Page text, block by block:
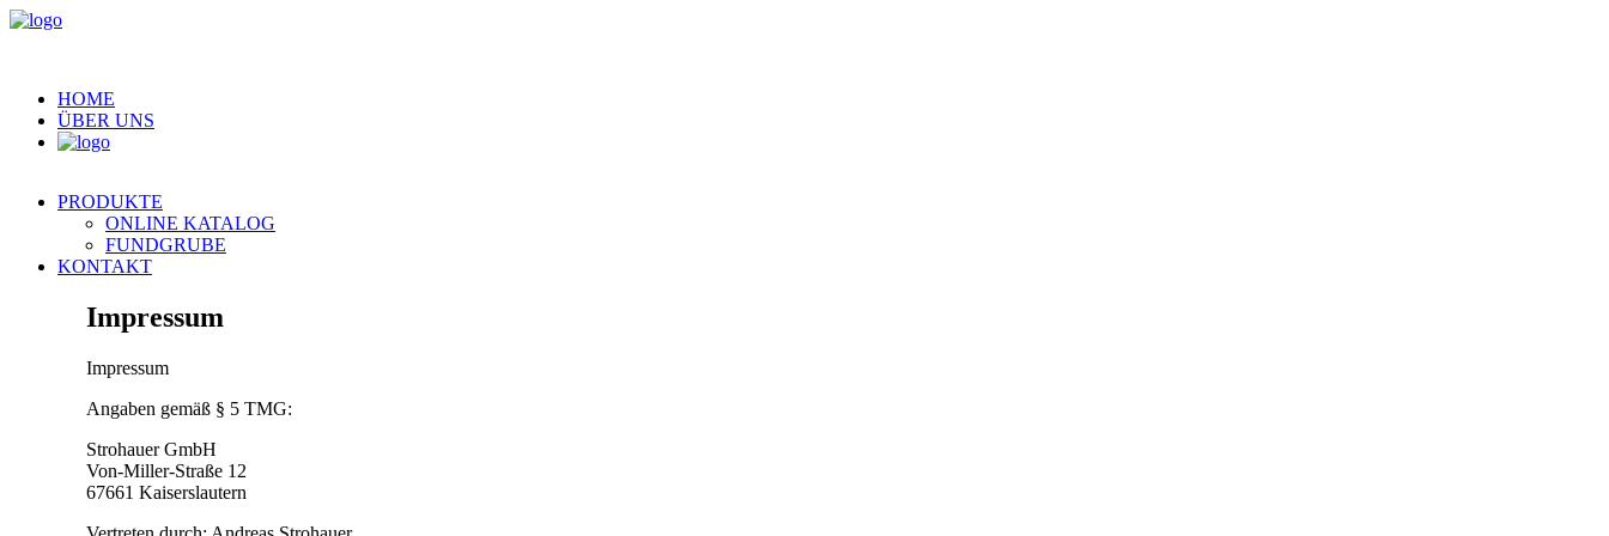
HOME
ÜBER UNS
PRODUKTE
ONLINE KATALOG
FUNDGRUBE
KONTAKT
Impressum
Impressum
Angaben gemäß § 5 TMG:
Strohauer GmbH
Von-Miller-Straße 12
67661 Kaiserslautern